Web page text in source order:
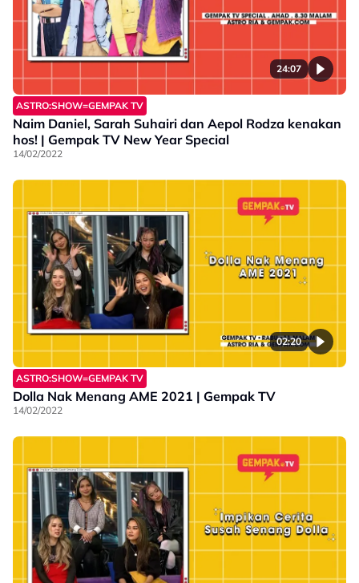
24:07
ASTRO:SHOW=GEMPAK TV
Naim Daniel, Sarah Suhairi dan Aepol Rodza kenakan
hos! | Gempak TV New Year Special
14/02/2022
02:20
ASTRO:SHOW=GEMPAK TV
Dolla Nak Menang AME 2021 | Gempak TV
14/02/2022